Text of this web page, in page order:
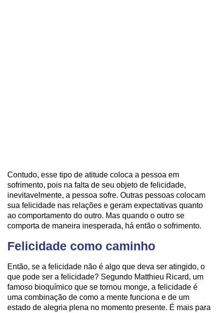
Contudo, esse tipo de atitude coloca a pessoa em
sofrimento, pois na falta de seu objeto de felicidade,
inevitavelmente, a pessoa sofre. Outras pessoas colocam
sua felicidade nas relações e geram expectativas quanto
ao comportamento do outro. Mas quando o outro se
comporta de maneira inesperada, há então o sofrimento.
Felicidade como caminho
Então, se a felicidade não é algo que deva ser atingido, o
que pode ser a felicidade? Segundo Matthieu Ricard, um
famoso bioquímico que se tornou monge, a felicidade é
uma combinação de como a mente funciona e de um
estado de alegria plena no momento presente. É mais para